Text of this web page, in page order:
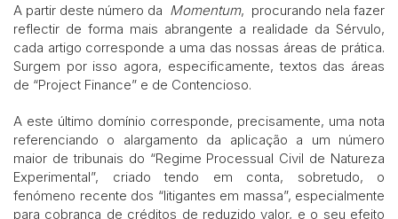
A partir deste número da Momentum, procurando nela fazer
reflectir de forma mais abrangente a realidade da Sérvulo,
cada artigo corresponde a uma das nossas áreas de prática.
Surgem por isso agora, especificamente, textos das áreas
de “Project Finance” e de Contencioso.
A este último domínio corresponde, precisamente, uma nota
referenciando o alargamento da aplicação a um número
maior de tribunais do “Regime Processual Civil de Natureza
Experimental”, criado tendo em conta, sobretudo, o
fenómeno recente dos “litigantes em massa”, especialmente
para cobrança de créditos de reduzido valor, e o seu efeito